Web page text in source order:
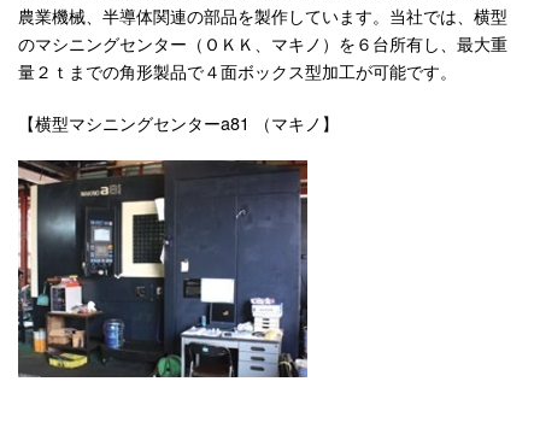
農業機械、半導体関連の部品を製作しています。当社では、横型
のマシニングセンター（ＯＫＫ、マキノ）を６台所有し、最大重
量２ｔまでの角形製品で４面ボックス型加工が可能です。
【横型マシニングセンターa81 （マキノ】